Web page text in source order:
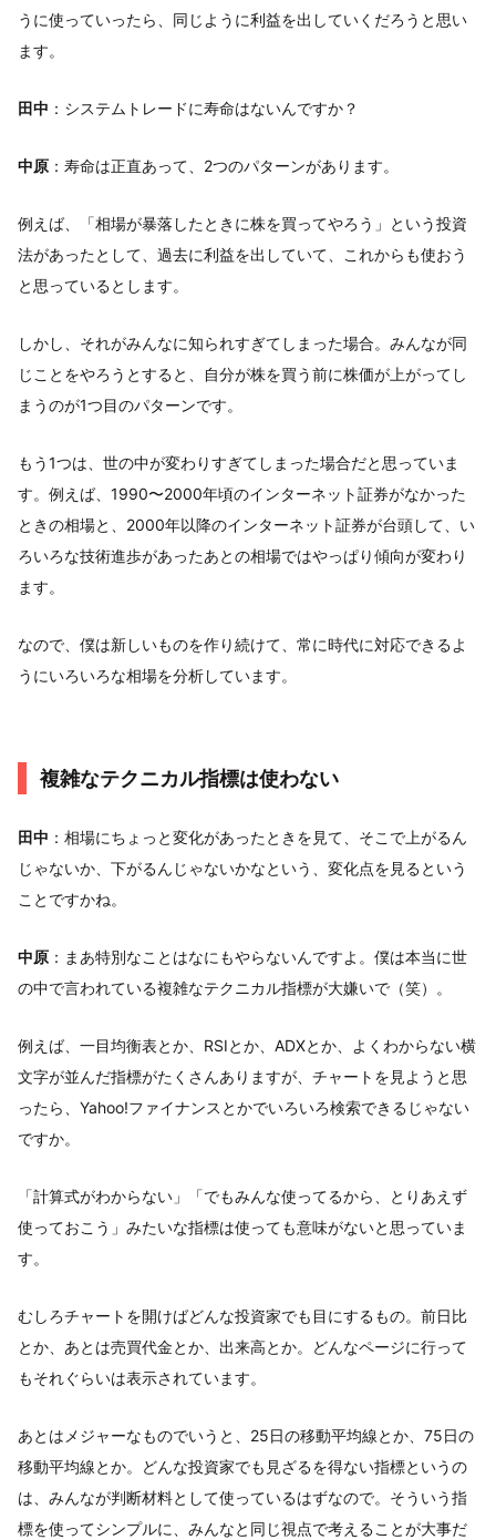
うに使っていったら、同じように利益を出していくだろうと思い
ます。
田中 ：システムトレードに寿命はないんですか？
中原 ：寿命は正直あって、2つのパターンがあります。
例えば、「相場が暴落したときに株を買ってやろう」という投資
法があったとして、過去に利益を出していて、これからも使おう
と思っているとします。
しかし、それがみんなに知られすぎてしまった場合。みんなが同
じことをやろうとすると、自分が株を買う前に株価が上がってし
まうのが1つ目のパターンです。
もう1つは、世の中が変わりすぎてしまった場合だと思っていま
す。例えば、1990〜2000年頃のインターネット証券がなかった
ときの相場と、2000年以降のインターネット証券が台頭して、い
ろいろな技術進歩があったあとの相場ではやっぱり傾向が変わり
ます。
なので、僕は新しいものを作り続けて、常に時代に対応できるよ
うにいろいろな相場を分析しています。
複雑なテクニカル指標は使わない
田中 ：相場にちょっと変化があったときを見て、そこで上がるん
じゃないか、下がるんじゃないかなという、変化点を見るという
ことですかね。
中原 ：まあ特別なことはなにもやらないんですよ。僕は本当に世
の中で言われている複雑なテクニカル指標が大嫌いで（笑）。
例えば、一目均衡表とか、RSIとか、ADXとか、よくわからない横
文字が並んだ指標がたくさんありますが、チャートを見ようと思
ったら、Yahoo!ファイナンスとかでいろいろ検索できるじゃない
ですか。
「計算式がわからない」「でもみんな使ってるから、とりあえず
使っておこう」みたいな指標は使っても意味がないと思っていま
す。
むしろチャートを開けばどんな投資家でも目にするもの。前日比
とか、あとは売買代金とか、出来高とか。どんなページに行って
もそれぐらいは表示されています。
あとはメジャーなものでいうと、25日の移動平均線とか、75日の
移動平均線とか。どんな投資家でも見ざるを得ない指標というの
は、みんなが判断材料として使っているはずなので。そういう指
標を使ってシンプルに、みんなと同じ視点で考えることが大事だ